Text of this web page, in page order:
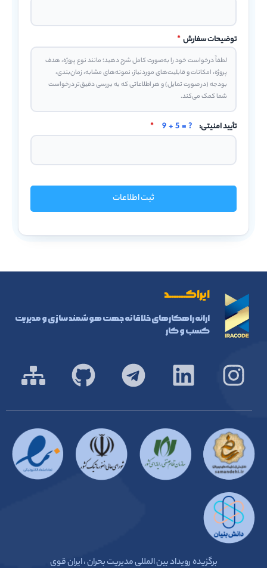
توضیحات سفارش *
تأیید امنیتی: 9 + 5 = ?
*
ثبت اطلاعات
ایراکـــــــد
ارائه راهکارهای خلاقانه جهت هوشمند سازی و مدیریت
کسب و کار
برگزیده رویداد بین المللی مدیریت بحران ، ایران قوی